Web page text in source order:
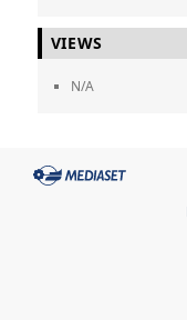
VIEWS
N/A